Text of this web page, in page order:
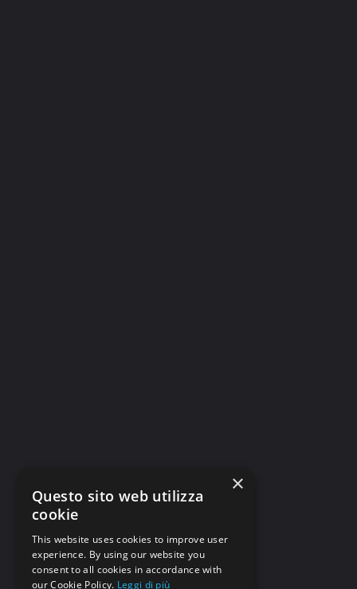
×
Questo sito web utilizza
cookie
This website uses cookies to improve user
experience. By using our website you
consent to all cookies in accordance with
our Cookie Policy. Leggi di più